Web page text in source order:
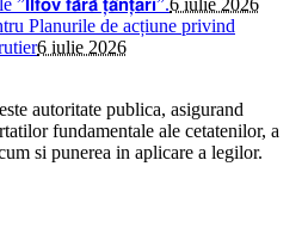
𝗳𝗮̆𝗿𝗮̆ 𝘁̦𝗮̂𝗻𝘁̦𝗮𝗿𝗶”.6 iulie 2026
Planurile de acțiune privind
6 iulie 2026
autoritate publica, asigurand
fundamentale ale cetatenilor, a
si punerea in aplicare a legilor.